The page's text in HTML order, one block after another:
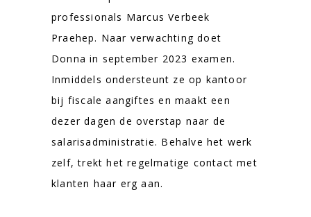
professionals Marcus Verbeek
Praehep. Naar verwachting doet
Donna in september 2023 examen.
Inmiddels ondersteunt ze op kantoor
bij fiscale aangiftes en maakt een
dezer dagen de overstap naar de
salarisadministratie. Behalve het werk
zelf, trekt het regelmatige contact met
klanten haar erg aan.